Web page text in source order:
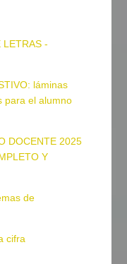
LETRAS -
láminas
para el alumno
DOCENTE 2025
Y
de
cifra